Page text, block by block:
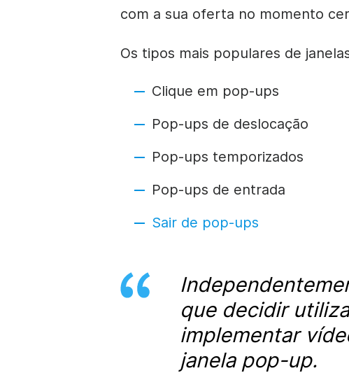
com a sua oferta no momento
Os tipos mais populares de
Clique em pop-ups
Pop-ups de deslocação
Pop-ups temporizados
Pop-ups de entrada
Sair de pop-ups
que decidir
implementar
janela pop-up.